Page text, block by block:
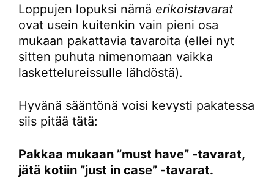
Loppujen lopuksi nämä erikoistavarat
ovat usein kuitenkin vain pieni osa
mukaan pakattavia tavaroita (ellei nyt
sitten puhuta nimenomaan vaikka
laskettelureissulle lähdöstä).
Hyvänä sääntönä voisi kevysti pakatessa
siis pitää tätä:
Pakkaa mukaan ”must have” -tavarat,
jätä kotiin ”just in case” -tavarat.